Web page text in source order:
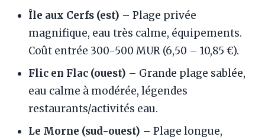
Île aux Cerfs (est) – Plage privée
magnifique, eau très calme, équipements.
Coût entrée 300-500 MUR (6,50 – 10,85 €).
Flic en Flac (ouest) – Grande plage sablée,
eau calme à modérée, légendes
restaurants/activités eau.
Le Morne (sud-ouest) – Plage longue,